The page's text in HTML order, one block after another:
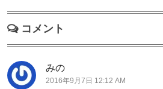
コメント
みの
2016年9月7日 12:12 AM